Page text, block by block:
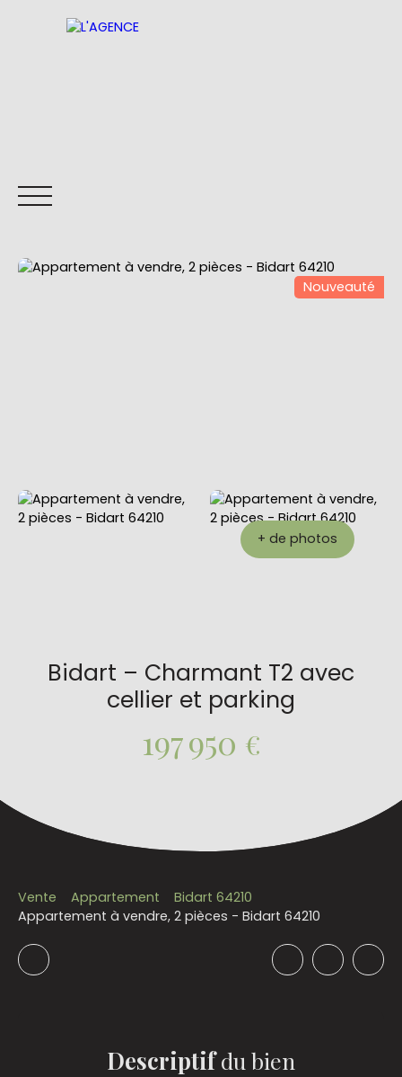
Nouveauté
+ de photos
Bidart – Charmant T2 avec
cellier et parking
197 950 €
Vente Appartement
Bidart 64210
Appartement à vendre, 2 pièces - Bidart 64210
Descriptifdu bien